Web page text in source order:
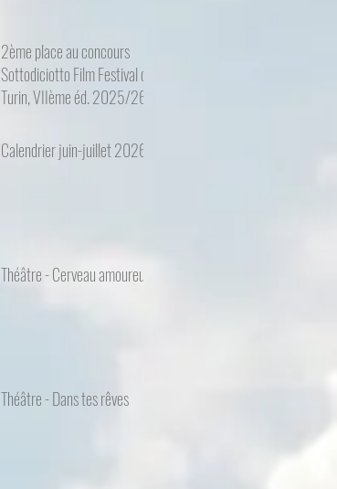
2ème place au concours
Sottodiciotto Film Festival de
Turin, VIIème éd. 2025/26
Calendrier juin-juillet 2026
Théâtre - Cerveau amoureux
Théâtre - Dans tes rêves